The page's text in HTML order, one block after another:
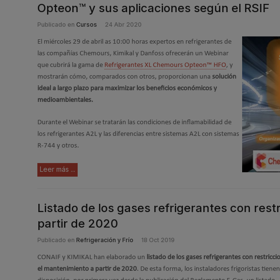
Opteon™ y sus aplicaciones según el RSIF
Publicado en Cursos 24 Abr 2020
El miércoles 29 de abril as 10:00 horas expertos en refrigerantes de
las compañías Chemours, Kimikal y Danfoss ofrecerán un Webinar
que cubrirá la gama de Refrigerantes XL Chemours Opteon™ HFO, y
mostrarán cómo, comparados con otros, proporcionan una solución
ideal a largo plazo para maximizar los beneficios económicos y
medioambientales.
Durante el Webinar se tratarán las condiciones de inflamabilidad de
los refrigerantes A2L y las diferencias entre sistemas A2L con sistemas
R-744 y otros.
Leer más ...
Listado de los gases refrigerantes con
partir de 2020
Publicado en Refrigeración y Frío 18 Oct 2019
CONAIF y KIMIKAL han elaborado un listado de los gases refrigerantes con
el mantenimiento a partir de 2020. De esta forma, los instaladores frigoristas tienen